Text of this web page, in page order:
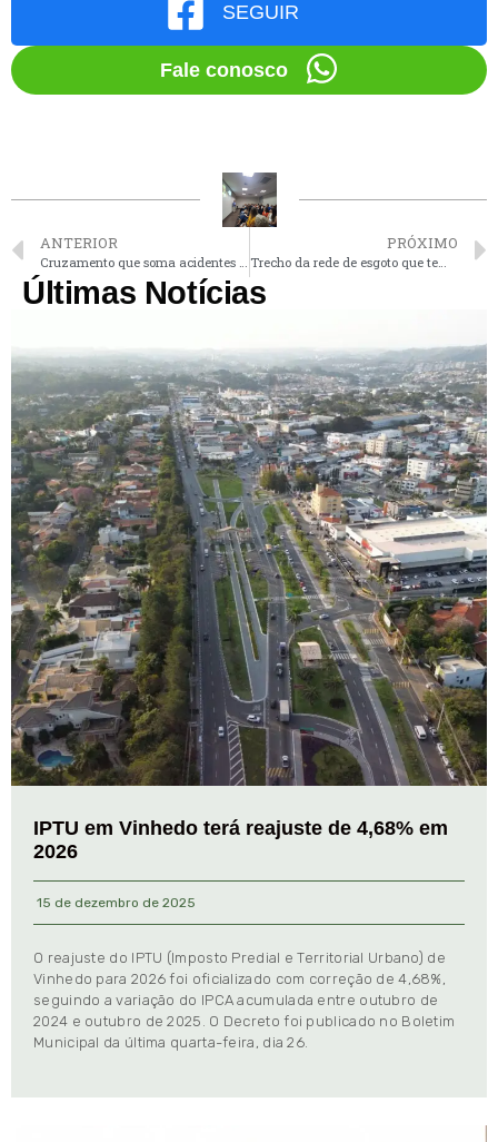
SEGUIR
Fale conosco
ANTERIOR
Cruzamento que soma acidentes em Vinhedo deve ganhar semáforos nos próximos dias
PRÓXIMO
Trecho da rede de esgoto que tem problemas há anos está em obras na Vila João XXIII em Vinhedo
Últimas Notícias
IPTU em Vinhedo terá reajuste de 4,68% em
2026
15 de dezembro de 2025
O reajuste do IPTU (Imposto Predial e Territorial Urbano) de
Vinhedo para 2026 foi oficializado com correção de 4,68%,
seguindo a variação do IPCA acumulada entre outubro de
2024 e outubro de 2025. O Decreto foi publicado no Boletim
Municipal da última quarta-feira, dia 26.